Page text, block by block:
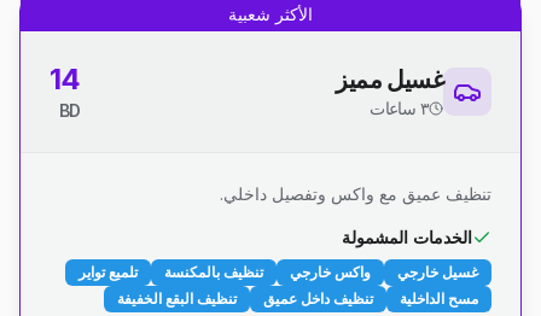
الأكثر شعبية
غسيل مميز
٣ ساعات
14
BD
تنظيف عميق مع واكس وتفصيل داخلي.
الخدمات المشمولة
غسيل خارجي واكس خارجي تنظيف بالمكنسة
تلميع تواير
مسح الداخلية
تنظيف داخل عميق تنظيف البقع الخفيفة